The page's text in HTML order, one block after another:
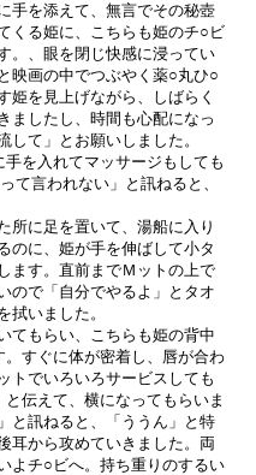
手を添えて、無言でその秘壺
くる姫に、こちらも姫のチ○ビ
。、眼を閉じ快感に浸ってい
映画の中でつぶやく薬○丸ひ○
姫を見上げながら、しばらく
ましたし、時間も心配になっ
て」とお願いしました。
を入れてマッサージもしても
て言われない」と訊ねると、
に足を置いて、湯船に入り
のに、姫が手を伸ばして小タ
ます。直前までＭットの上で
ので「自分でやるよ」とタオ
拭いました。
てもらい、こちらも姫の背中
すぐに体が密着し、唇が合わ
トでいろいろサービスしても
伝えて、横になってもらいま
と訊ねると、「ううん」と特
耳から攻めていきました。両
よチ○ビへ。持ち重りのするい